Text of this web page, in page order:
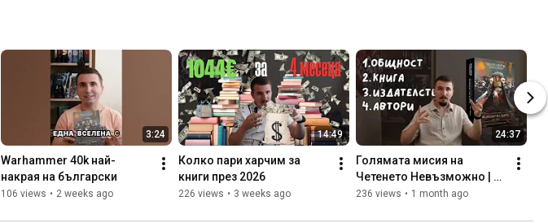
3:24
Warhammer 40k най-
накрая на български
106 views • 2 weeks ago
14:49
Колко пари харчим за
книги през 2026
226 views • 3 weeks ago
24:37
Голямата мисия на
Четенето Невъзможно | 5
книги GIVEAWAY
236 views • 1 month ago